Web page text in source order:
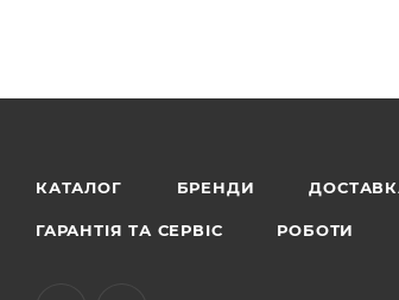
КАТАЛОГ БРЕНДИ
ГАРАНТІЯ ТА СЕРВІС РОБОТИ